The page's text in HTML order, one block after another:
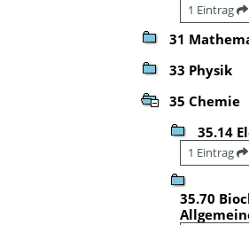
1 Eintrag
31
33 Physik
35 Chemie
35.14
1 Eintrag
35.70